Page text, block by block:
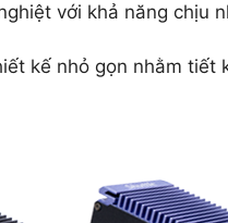
với khả năng chịu
kế nhỏ gọn nhằm tiết